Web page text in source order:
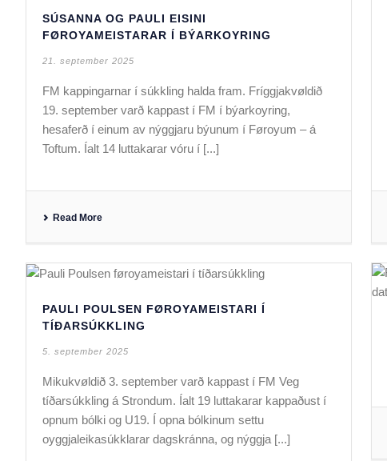
SÚSANNA OG PAULI EISINI
FØROYAMEISTARAR Í BÝARKOYRING
21. september 2025
FM kappingarnar í súkkling halda fram. Fríggjakvøldið
19. september varð kappast í FM í býarkoyring,
hesaferð í einum av nýggjaru býunum í Føroyum – á
Toftum. Íalt 14 luttakarar vóru í [...]
Read More
PAULI POULSEN FØROYAMEISTARI Í
TÍÐARSÚKKLING
5. september 2025
Mikukvøldið 3. september varð kappast í FM Veg
tíðarsúkkling á Strondum. Íalt 19 luttakarar kappaðust í
opnum bólki og U19. Í opna bólkinum settu
oyggjaleikasúkklarar dagskránna, og nýggja [...]